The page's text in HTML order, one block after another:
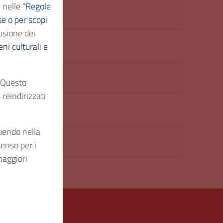
“Regole
o per scopi
dei
culturali e
reindirizzati
nella
per i